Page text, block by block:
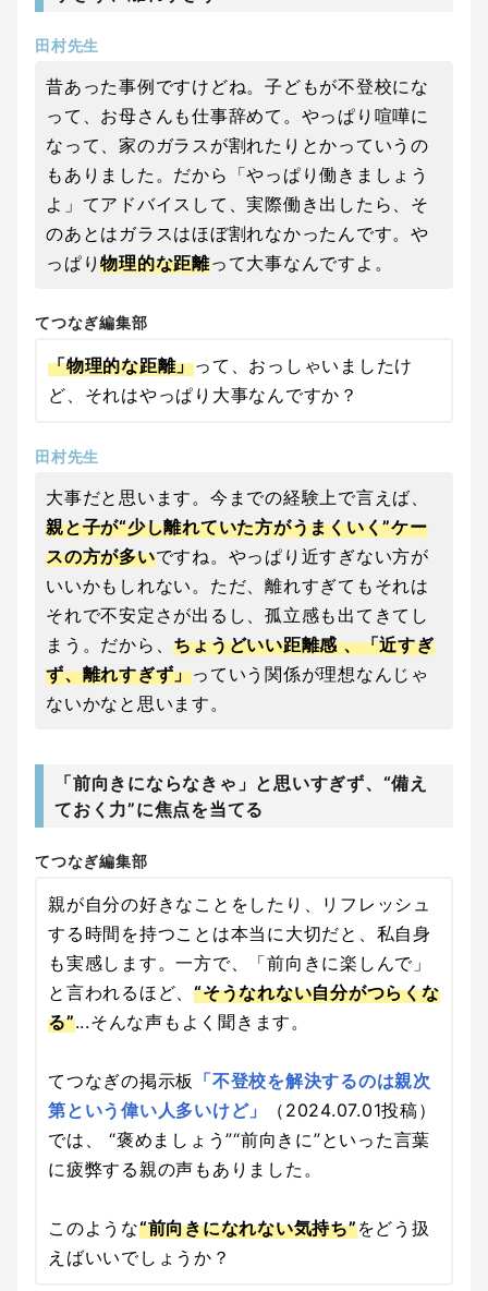
田村先生
昔あった事例ですけどね。子どもが不登校にな
って、お母さんも仕事辞めて。やっぱり喧嘩に
なって、家のガラスが割れたりとかっていうの
もありました。だから「やっぱり働きましょう
よ」てアドバイスして、実際働き出したら、そ
のあとはガラスはほぼ割れなかったんです。や
っぱり物理的な距離って大事なんですよ。
てつなぎ編集部
「物理的な距離」って、おっしゃいましたけ
ど、それはやっぱり大事なんですか？
田村先生
大事だと思います。今までの経験上で言えば、
親と子が“少し離れていた方がうまくいく”ケー
スの方が多いですね。やっぱり近すぎない方が
いいかもしれない。ただ、離れすぎてもそれは
それで不安定さが出るし、孤立感も出てきてし
まう。だから、ちょうどいい距離感 、「近すぎ
ず、離れすぎず」っていう関係が理想なんじゃ
ないかなと思います。
「前向きにならなきゃ」と思いすぎず、“備え
ておく力”に焦点を当てる
てつなぎ編集部
親が自分の好きなことをしたり、リフレッシュ
する時間を持つことは本当に大切だと、私自身
も実感します。一方で、「前向きに楽しんで」
と言われるほど、 “そうなれない自分がつらくな
る”...そんな声もよく聞きます。
てつなぎの掲示板 「不登校を解決するのは親次
第という偉い人多いけど」
（2024.07.01投稿）
では、 “褒めましょう”“前向きに”といった言葉
に疲弊する親の声もありました。
このような“前向きになれない気持ち”をどう扱
えばいいでしょうか？